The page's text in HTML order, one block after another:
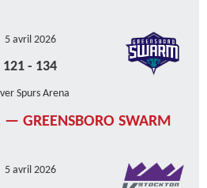
5 avril 2026
121 - 134
Spurs Arena
— GREENSBORO SWARM
5 avril 2026